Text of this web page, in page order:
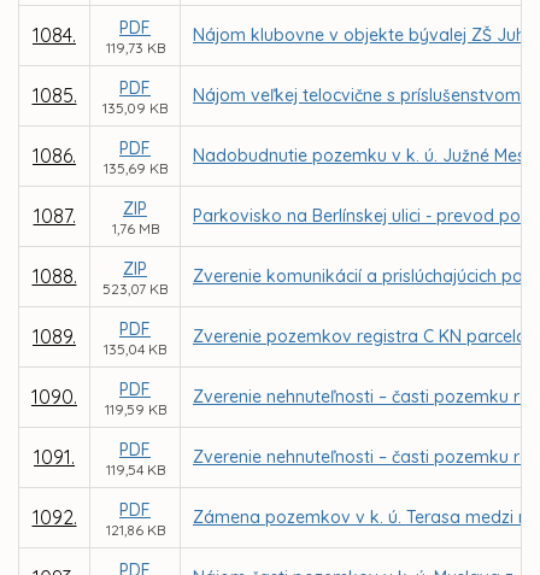
1084. PDF
119,73 KB
Nájom klubovne v objekte bývalej ZŠ
1085. PDF
135,09 KB
Nájom veľkej telocvične s príslušenstvom
1086. PDF
135,69 KB
Nadobudnutie pozemku v k. ú. Južné
1087. ZIP
1,76 MB
Parkovisko na Berlínskej ulici - prevod
1088. ZIP
523,07 KB
Zverenie komunikácií a prislúchajúcich
1089. PDF
135,04 KB
Zverenie pozemkov registra C KN parcela
1090. PDF
119,59 KB
Zverenie nehnuteľnosti – časti pozemku
1091. PDF
119,54 KB
Zverenie nehnuteľnosti – časti pozemku
1092. PDF
121,86 KB
Zámena pozemkov v k. ú. Terasa medzi